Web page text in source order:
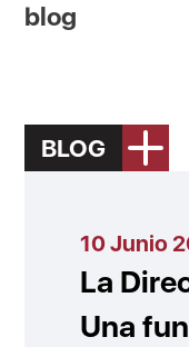
blog
BLOG
10 Junio
La
Una